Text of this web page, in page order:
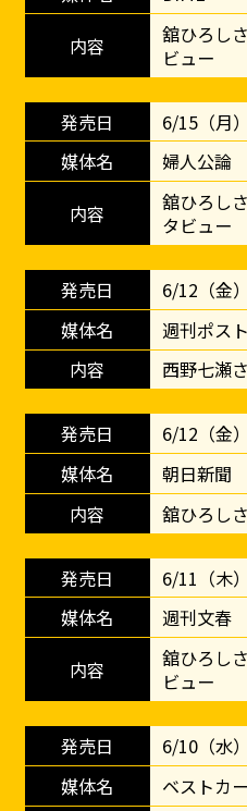
舘ひろし
ビュー
6/15（月）
婦人公論
舘ひろし
タビュー
6/12（金）
週刊ポスト
西野七瀬
6/12（金）
朝日新聞
舘ひろし
6/11（木）
週刊文春
舘ひろし
ビュー
6/10（水）
ベストカー